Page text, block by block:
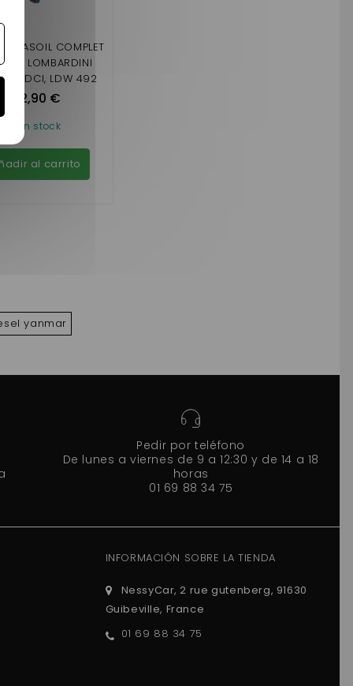
À GASOIL COMPLET
LOMBARDINI
DCI, LDW 492
ET LDW 480 HDI
82,90 €
En stock
al carrito
yanmar
Pedir por teléfono
De lunes a viernes de 9 a 12:30 y de 14 a 18
horas
01 69 88 34 75
INFORMACIÓN SOBRE LA TIENDA
NessyCar, 2 rue gutenberg, 91630
Guibeville, France
01 69 88 34 75